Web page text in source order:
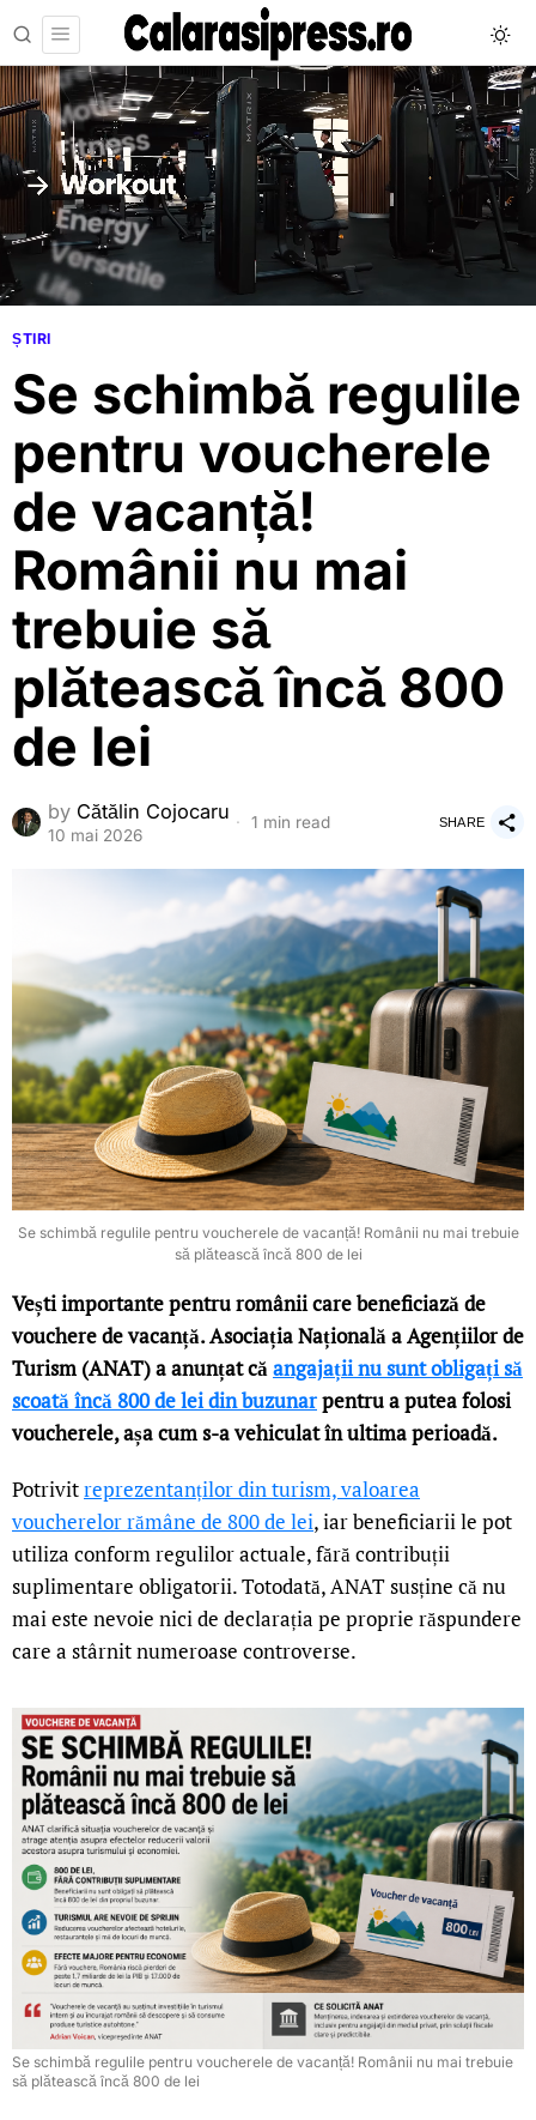
ȘTIRI
Se schimbă regulile
pentru voucherele
de vacanță!
Românii nu mai
trebuie să
plătească încă 800
de lei
by Cătălin Cojocaru
10 mai 2026
1 min read SHARE
Se schimbă regulile pentru voucherele de vacanță! Românii nu mai trebuie
să plătească încă 800 de lei
Vești importante pentru românii care beneficiază de
vouchere de vacanță. Asociația Națională a Agențiilor de
Turism (ANAT) a anunțat căangajații nu sunt obligați să
scoată încă 800 de lei din buzunarpentru a putea folosi
voucherele, așa cum s-a vehiculat în ultima perioadă.
Potrivitreprezentanților din turism, valoarea
voucherelor rămâne de 800 de lei, iar beneficiarii le pot
utiliza conform regulilor actuale, fără contribuții
suplimentare obligatorii. Totodată, ANAT susține că nu
mai este nevoie nici de declarația pe proprie răspundere
care a stârnit numeroase controverse.
Se schimbă regulile pentru voucherele de vacanță! Românii nu mai trebuie
să plătească încă 800 de lei